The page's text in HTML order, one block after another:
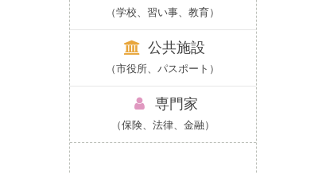
（学校、習い事、教育）
公共施設
（市役所、パスポート）
専門家
（保険、法律、金融）